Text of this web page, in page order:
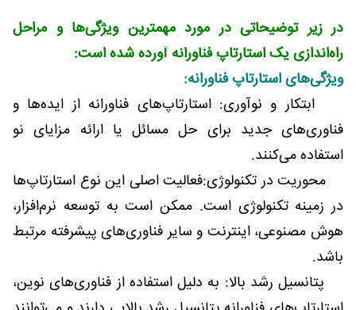
در زیر توضیحاتی در مورد مهمترین ویژگی‌ها و مراحل
راه‌اندازی یک استارتاپ فناورانه آورده شده است:
ویژگی‌های استارتاپ فناورانه:
ابتکار و نوآوری: استارتاپ‌های فناورانه از ایده‌ها و
فناوری‌های جدید برای حل مسائل یا ارائه مزایای نو
استفاده می‌کنند.
محوریت در تکنولوژی:فعالیت اصلی این نوع استارتاپ‌ها
در زمینه تکنولوژی است. ممکن است به توسعه نرم‌افزار،
هوش مصنوعی، اینترنت و سایر فناوری‌های پیشرفته مرتبط
باشد.
پتانسیل رشد بالا: به دلیل استفاده از فناوری‌های نوین،